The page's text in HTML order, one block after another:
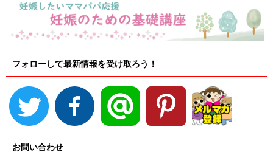
フォローして最新情報を受け取ろう！
お問い合わせ